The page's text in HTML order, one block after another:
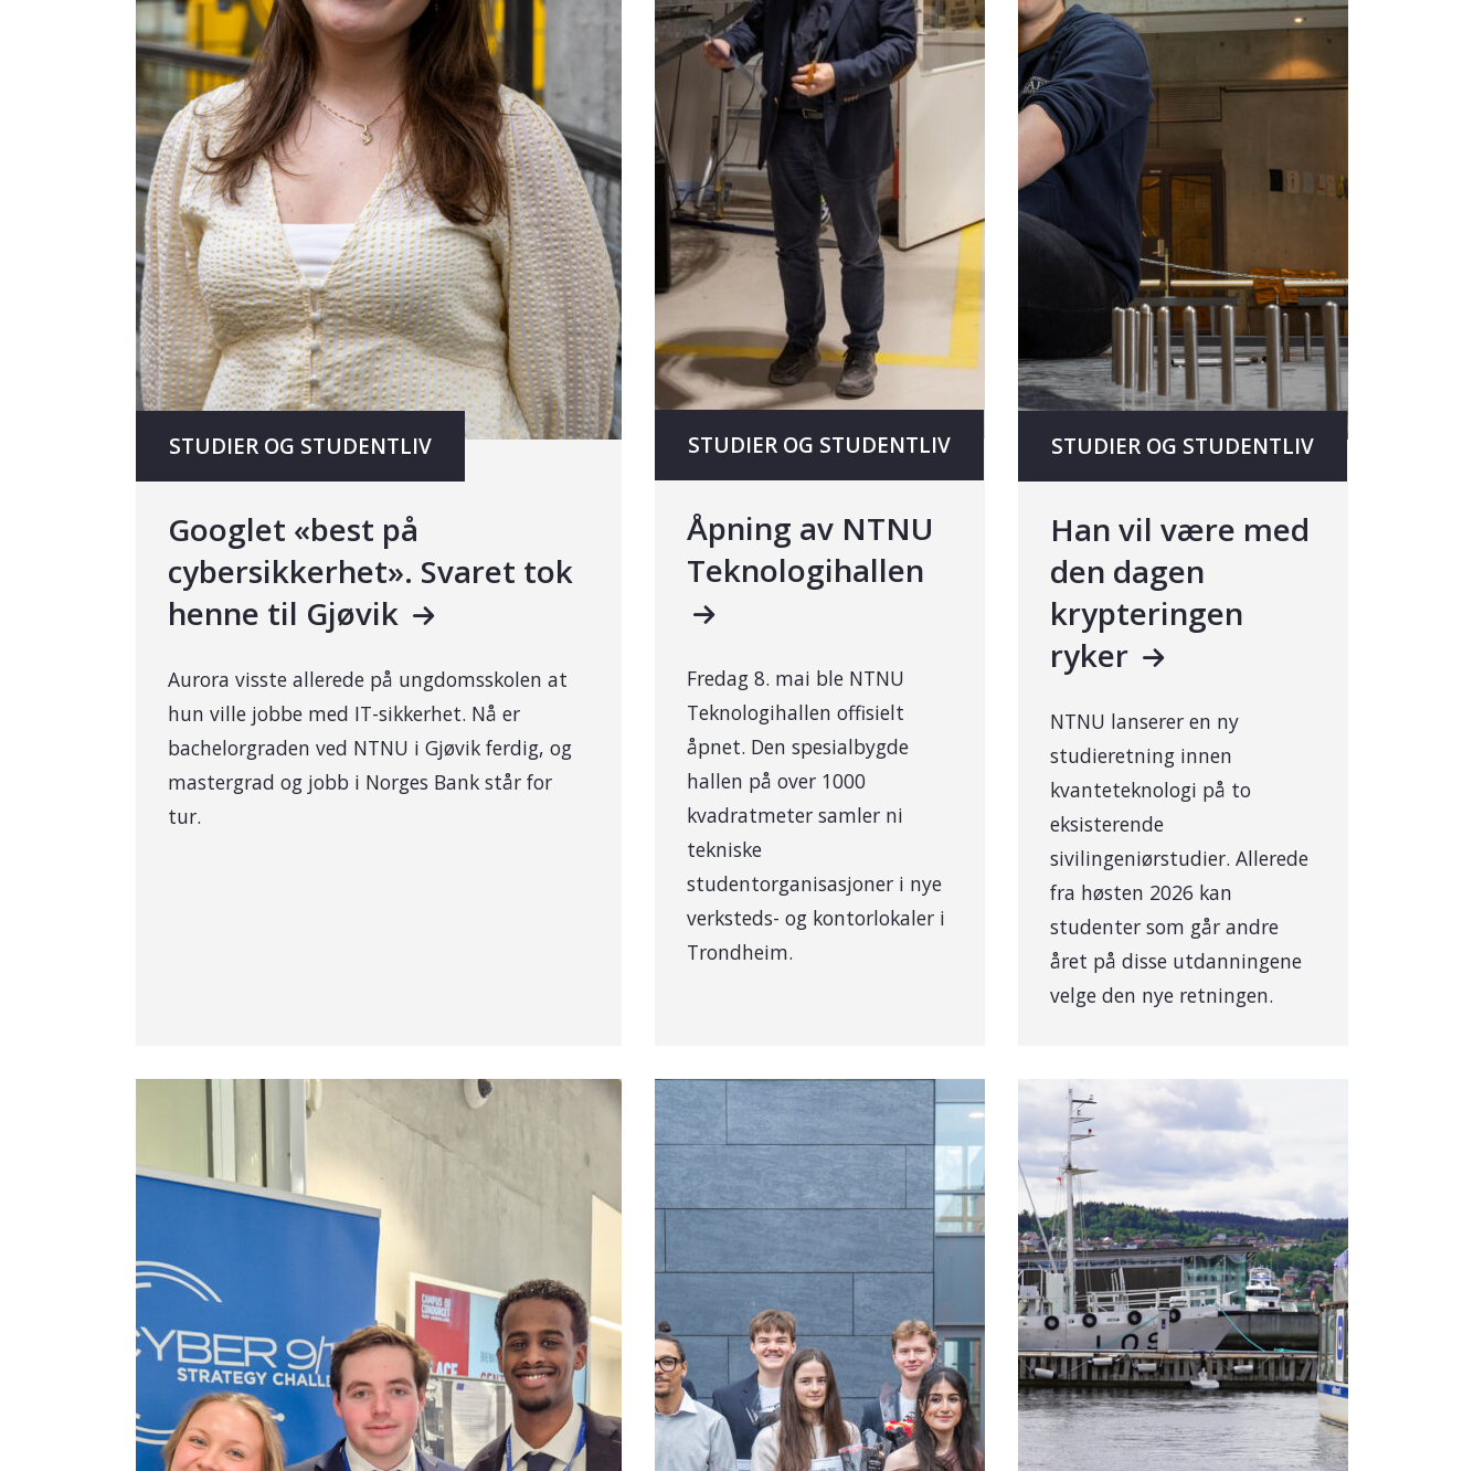
STUDIER OG STUDENTLIV
Googlet «best på
cybersikkerhet». Svaret tok
henne til Gjøvik
Aurora visste allerede på ungdomsskolen at
hun ville jobbe med IT-sikkerhet. Nå er
bachelorgraden ved NTNU i Gjøvik ferdig, og
mastergrad og jobb i Norges Bank står for
tur.
STUDIER OG STUDENTLIV
Åpning av NTNU
Teknologihallen
Fredag 8. mai ble NTNU
Teknologihallen offisielt
åpnet. Den spesialbygde
hallen på over 1000
kvadratmeter samler ni
tekniske
studentorganisasjoner i nye
verksteds- og kontorlokaler i
Trondheim.
STUDIER OG STUDENTLIV
Han vil være med
den dagen
krypteringen
ryker
NTNU lanserer en ny
studieretning innen
kvanteteknologi på to
eksisterende
sivilingeniørstudier. Allerede
fra høsten 2026 kan
studenter som går andre
året på disse utdanningene
velge den nye retningen.